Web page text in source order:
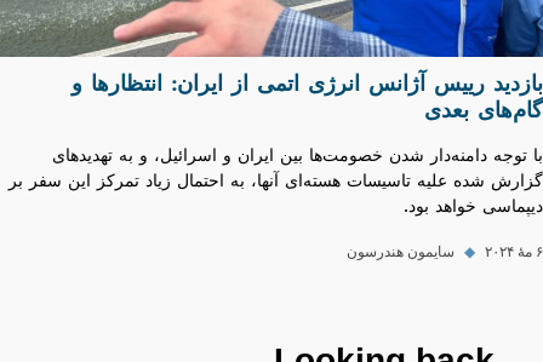
بازدید رییس آژانس انرژی اتمی از ایران: انتظارها و
گام‌های بعدی
با توجه دامنه‌دار شدن خصومت‌ها بین ایران و اسرائیل، و به تهدید‌های
گزارش شده علیه تاسیسات هسته‌ای آنها، به احتمال زیاد تمرکز این سفر بر
دیپماسی خواهد بود.
۶ مهٔ ۲۰۲۴ ◆ سایمون هندرسون